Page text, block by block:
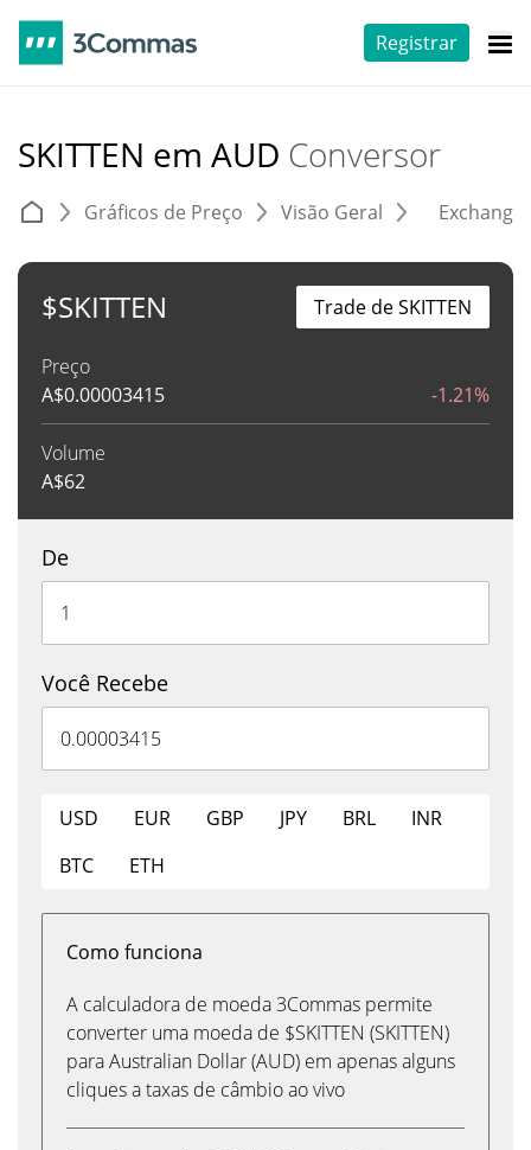
Registrar
SKITTEN em AUD Conversor
Gráficos de Preço Visão Geral
$SKITTEN
Preço
A$0.00003415 -1.21%
Volume
A$62
Trade de SKITTEN
De
Você Recebe
USD EUR GBP JPY BRL
INR
BTC
ETH
Como funciona
A calculadora de moeda 3Commas permite
converter uma moeda de $SKITTEN (SKITTEN)
para Australian Dollar (AUD) em apenas alguns
cliques a taxas de câmbio ao vivo